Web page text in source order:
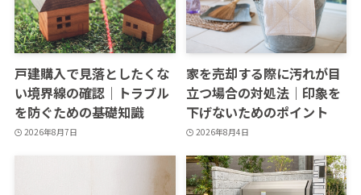
戸建購入で見落としたくな
い境界線の確認｜トラブル
を防ぐための基礎知識
2026年8月7日
家を売却する際に汚れが目
立つ場合の対処法｜印象を
下げないためのポイント
2026年8月4日